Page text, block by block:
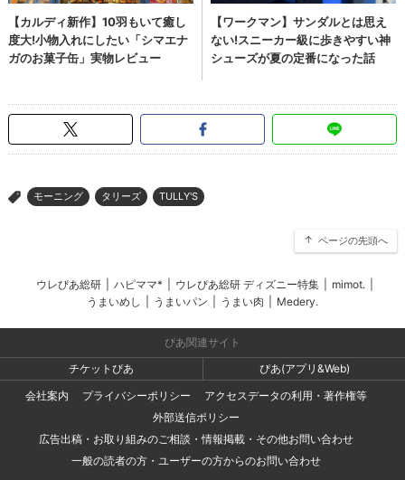
> モーニング タリーズ TULLY'S
ページの先頭へ
ウレぴあ総研 ハピママ* ウレぴあ総研 ディズニー特集 mimot.
うまいめし
うまいパン うまい肉 Medery.
ぴあ関連サイト
チケットぴあ
ぴあ(アプリ&Web)
会社案内
プライバシーポリシー
アクセスデータの利用・著作権等
外部送信ポリシー
広告出稿・お取り組みのご相談・情報掲載・その他お問い合わせ
一般の読者の方・ユーザーの方からのお問い合わせ